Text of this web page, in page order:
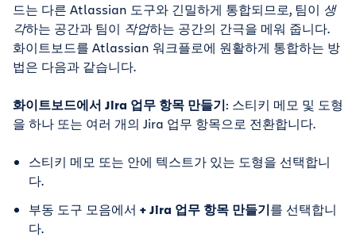
드는 다른 Atlassian 도구와 긴밀하게 통합되므로, 팀이 생
각하는 공간과 팀이 작업하는 공간의 간극을 메워 줍니다.
화이트보드를 Atlassian 워크플로에 원활하게 통합하는 방
법은 다음과 같습니다.
화이트보드에서 Jira 업무 항목 만들기: 스티키 메모 및 도형
을 하나 또는 여러 개의 Jira 업무 항목으로 전환합니다.
스티키 메모 또는 안에 텍스트가 있는 도형을 선택합니
다.
부동 도구 모음에서 + Jira 업무 항목 만들기를 선택합니
다.